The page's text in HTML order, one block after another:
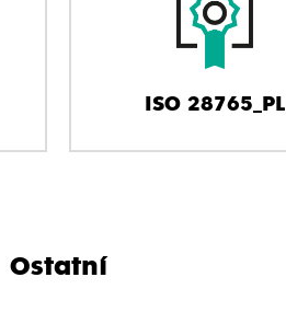
ISO 28765_PL
Ostatní